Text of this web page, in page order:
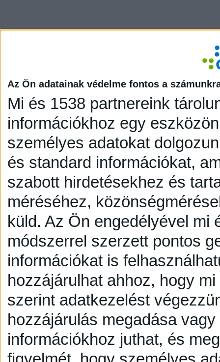
Az Ön adatainak védelme fontos a
Mi és 1538 partnereink
információkhoz egy
személyes adatokat
és standard információkat,
szabott hirdetésekhez és
méréséhez,
küld. Az Ön engedélyével mi
módszerrel szerzett pontos
információkat is
hozzájárulhat ahhoz, hogy
szerint adatkezelést
hozzájárulás megadása
információkhoz juthat, és